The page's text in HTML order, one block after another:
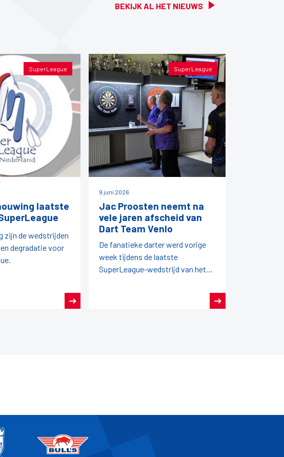
BEKIJK AL HET NIEUWS
SuperLeague
laatste
zijn de wedstrijden
degradatie voor
SuperLeague
9 juni 2026
Jac Proosten neemt na
vele jaren afscheid van
Dart Team Venlo
De fanatieke darter werd vorige
week tijdens de laatste
SuperLeague-wedstrijd van het